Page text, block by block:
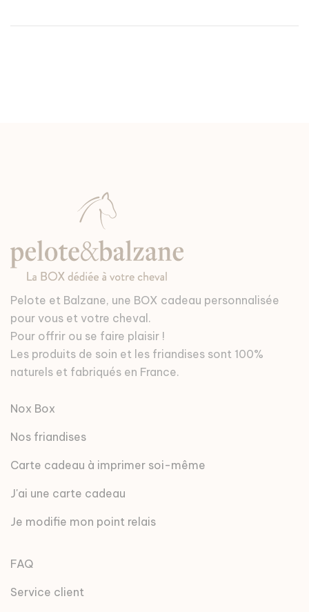
Pelote et Balzane, une BOX cadeau personnalisée
pour vous et votre cheval.
Pour offrir ou se faire plaisir !
Les produits de soin et les friandises sont 100%
naturels et fabriqués en France.
Nox Box
Nos friandises
Carte cadeau à imprimer soi-même
J'ai une carte cadeau
Je modifie mon point relais
FAQ
Service client